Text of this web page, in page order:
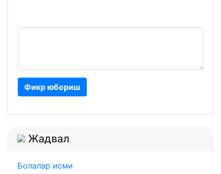
Фикр юбориш
Жадвал
Болалар исми